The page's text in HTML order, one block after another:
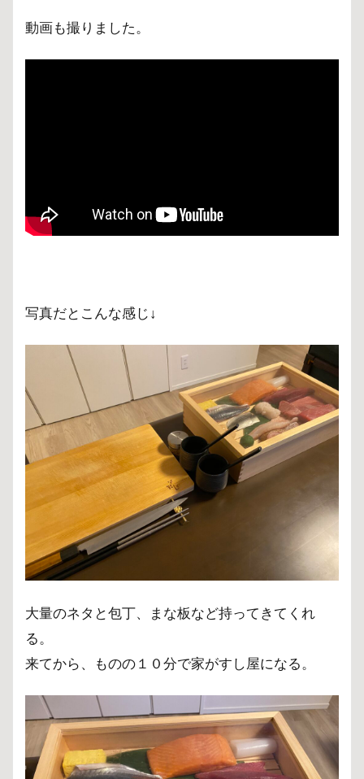
動画も撮りました。
写真だとこんな感じ↓
大量のネタと包丁、まな板など持ってきてくれ
る。
来てから、ものの１０分で家がすし屋になる。